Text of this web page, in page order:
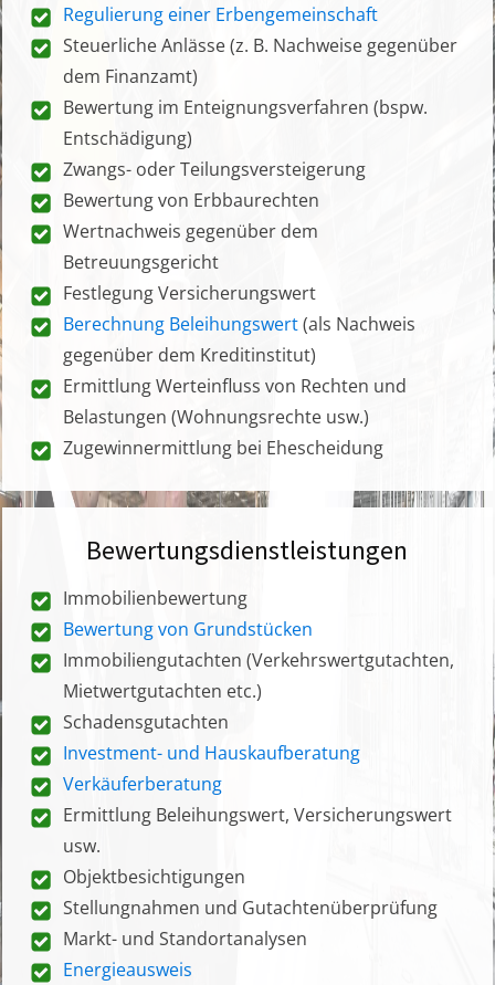
Regulierung einer Erbengemeinschaft
Steuerliche Anlässe (z. B. Nachweise gegenüber
dem Finanzamt)
Bewertung im Enteignungsverfahren (bspw.
Entschädigung)
Zwangs- oder Teilungsversteigerung
Bewertung von Erbbaurechten
Wertnachweis gegenüber dem
Betreuungsgericht
Festlegung Versicherungswert
Berechnung Beleihungswert(als Nachweis
gegenüber dem Kreditinstitut)
Ermittlung Werteinfluss von Rechten und
Belastungen (Wohnungsrechte usw.)
Zugewinnermittlung bei Ehescheidung
Bewertungsdienstleistungen
Immobilienbewertung
Bewertung von Grundstücken
Immobiliengutachten (Verkehrswertgutachten,
Mietwertgutachten etc.)
Schadensgutachten
Investment- und Hauskaufberatung
Verkäuferberatung
Ermittlung Beleihungswert, Versicherungswert
usw.
Objektbesichtigungen
Stellungnahmen und Gutachtenüberprüfung
Markt- und Standortanalysen
Energieausweis